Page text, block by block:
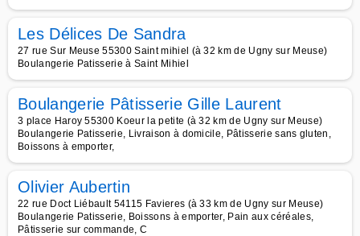
Les Délices De Sandra
27 rue Sur Meuse 55300 Saint mihiel (à 32 km de Ugny sur Meuse)
Boulangerie Patisserie à Saint Mihiel
Boulangerie Pâtisserie Gille Laurent
3 place Haroy 55300 Koeur la petite (à 32 km de Ugny sur Meuse)
Boulangerie Patisserie, Livraison à domicile, Pâtisserie sans gluten,
Boissons à emporter,
Olivier Aubertin
22 rue Doct Liébault 54115 Favieres (à 33 km de Ugny sur Meuse)
Boulangerie Patisserie, Boissons à emporter, Pain aux céréales,
Pâtisserie sur commande, C